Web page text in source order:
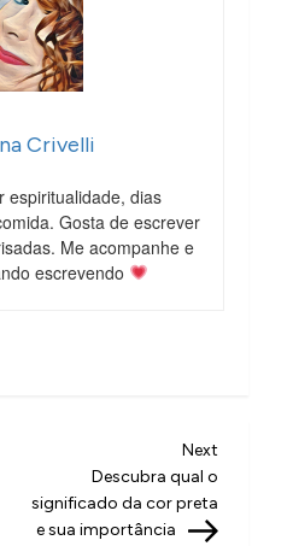
Crivelli
espiritualidade, dias
Gosta de escrever
Me acompanhe e
escrevendo
Next
Post
Next
Descubra qual o
significado da cor preta
e sua importância